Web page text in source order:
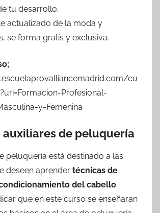
tu desarrollo.
actualizado de la moda y
se forma gratis y exclusiva.
cu
Profesional-
y-Femenina
auxiliares de peluquería
peluquería está destinado a las
deseen aprender técnicas de
del cabello.
que en este curso se enseñaran